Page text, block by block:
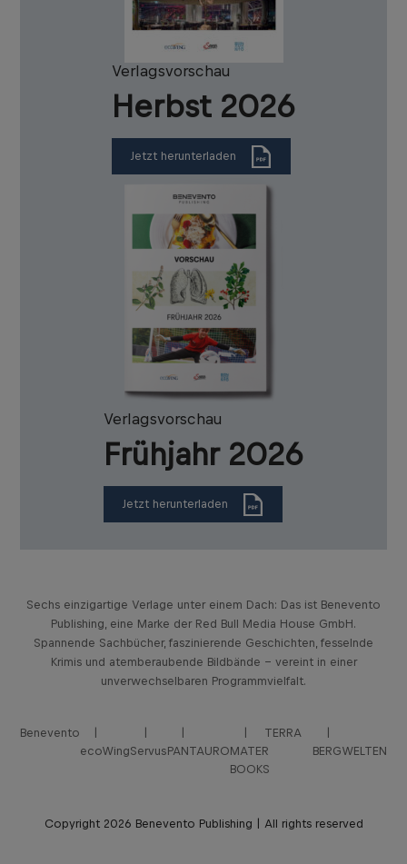
Verlagsvorschau
Herbst 2026
Jetzt herunterladen
Verlagsvorschau
Frühjahr 2026
Jetzt herunterladen
Sechs einzigartige Verlage unter einem Dach: Das ist Benevento
Publishing, eine Marke der Red Bull Media House GmbH.
Spannende Sachbücher, faszinierende Geschichten, fesselnde
Krimis und atemberaubende Bildbände – vereint in einer
unverwechselbaren Programmvielfalt.
Benevento
ecoWingServusPANTAURO
TERRA
MATER
BOOKS
BERGWELTEN
Copyright 2026 Benevento Publishing | All rights reserved